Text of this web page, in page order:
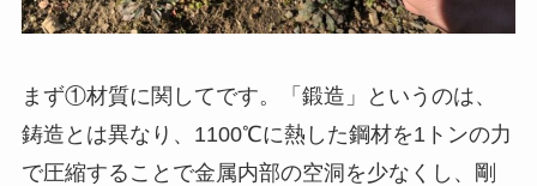
まず①材質に関してです。「鍛造」というのは、
鋳造とは異なり、1100℃に熱した鋼材を1トンの力
で圧縮することで金属内部の空洞を少なくし、剛